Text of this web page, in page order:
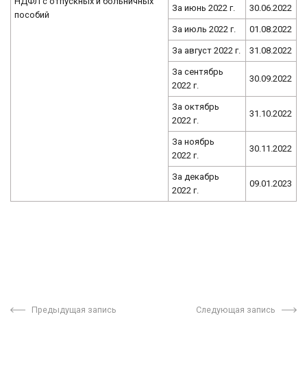
пособий
За июнь 2022 г. 30.06.2022
За июль 2022 г. 01.08.2022
За август 2022 г. 31.08.2022
За сентябрь
2022 г.
30.09.2022
За октябрь
2022 г.
31.10.2022
За ноябрь
2022 г.
30.11.2022
За декабрь
2022 г.
09.01.2023
Предыдущая запись Следующая запись